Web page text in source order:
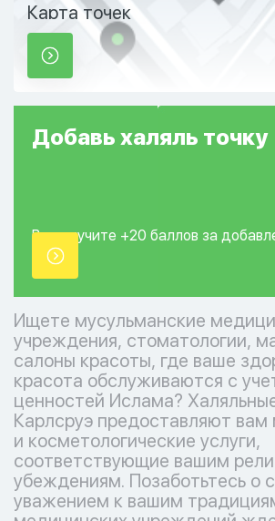
Карта точек
Добавь халяль точку
Вы получите +20 баллов за
точки.
Ищете мусульманские
учреждения, стоматологии,
салоны красоты, где ваше
красота обслуживаются с
ценностей Ислама?
Карлсруэ предоставляют
и косметологические услуги,
соответствующие вашим
убеждениям. Позаботьтесь о
уважением к вашим